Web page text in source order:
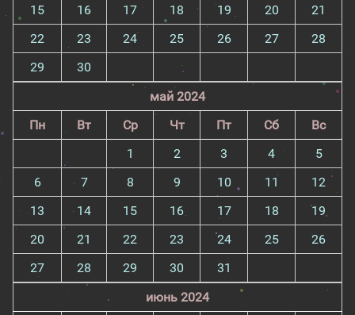
15
16 17 18 19 20
21
22
23 24 25 26 27
28
29
30
май 2024
Пн
Вт Ср Чт Пт Сб
Вс
1
2 3 4
5
6
7 8 9 10 11
12
13
14 15 16 17 18
19
20
21 22 23 24 25
26
27
28 29 30
31
июнь 2024